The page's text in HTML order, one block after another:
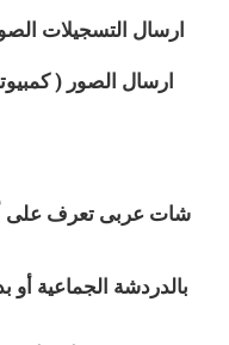
ارسال التسجيلات
شات عربى تعرف على
بالدردشة الجماعية